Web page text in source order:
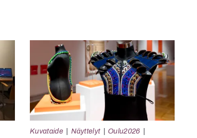
Kuvataide Näyttelyt
Oulu2026